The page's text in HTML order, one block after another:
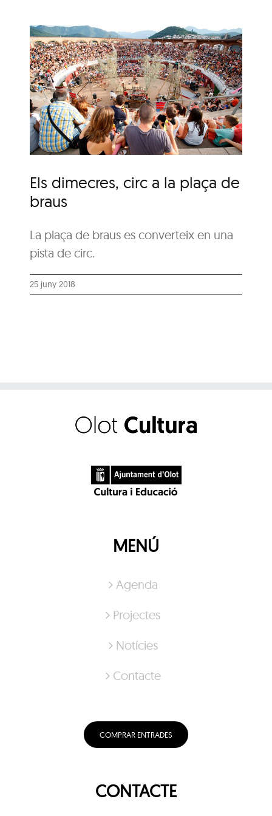
Els dimecres, circ a la plaça de
braus
La plaça de braus es converteix en una
pista de circ.
25 juny 2018
MENÚ
Agenda
Projectes
Notícies
Contacte
COMPRAR ENTRADES
CONTACTE